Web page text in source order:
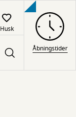
Husk
Åbningstider